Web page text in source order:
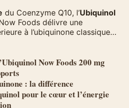
du Coenzyme Q10, l’Ubiquinol
Foods délivre une
à l’ubiquinone classique.
de cure. Disponible à Paris
Now Foods 200 mg
: la différence
pour le cœur et l’énergie